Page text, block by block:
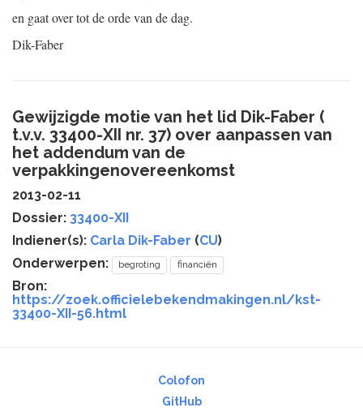
en gaat over tot de orde van de dag.
Dik-Faber
Gewijzigde motie van het lid Dik-Faber (
t.v.v. 33400-XII nr. 37) over aanpassen van
het addendum van de
verpakkingenovereenkomst
2013-02-11
Dossier: 33400-XII
Indiener(s): Carla Dik-Faber (CU)
Onderwerpen:
begroting financiën
Bron:
https://zoek.officielebekendmakingen.nl/kst-
33400-XII-56.html
Colofon
GitHub